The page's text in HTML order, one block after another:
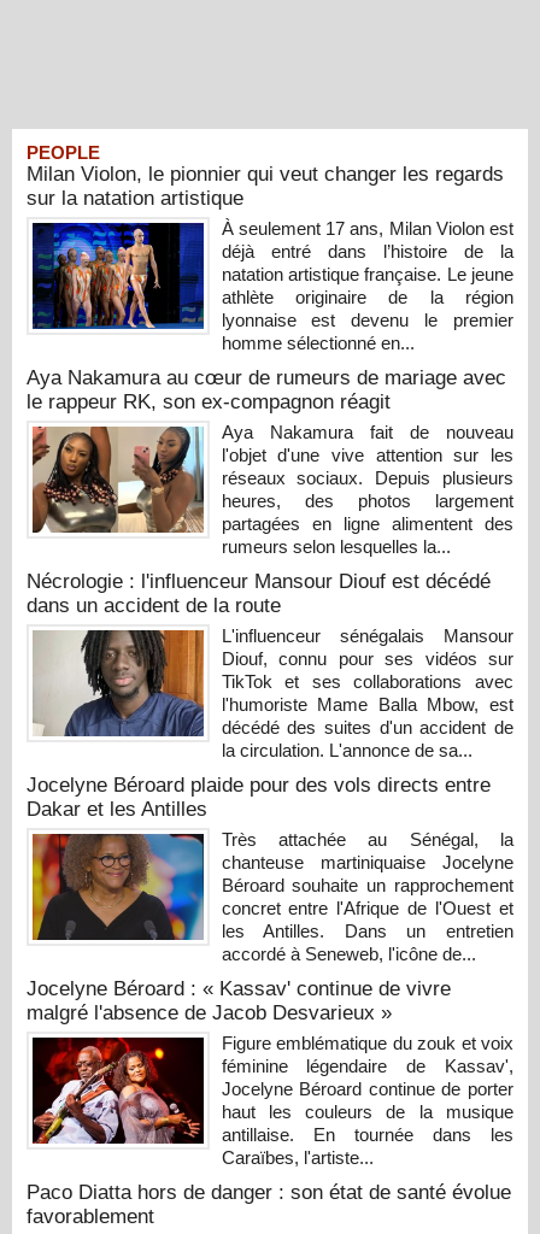
PEOPLE
Milan Violon, le pionnier qui veut changer les regards
sur la natation artistique
À seulement 17 ans, Milan Violon est
déjà entré dans l’histoire de la
natation artistique française. Le jeune
athlète originaire de la région
lyonnaise est devenu le premier
homme sélectionné en...
Aya Nakamura au cœur de rumeurs de mariage avec
le rappeur RK, son ex-compagnon réagit
Aya Nakamura fait de nouveau
l'objet d'une vive attention sur les
réseaux sociaux. Depuis plusieurs
heures, des photos largement
partagées en ligne alimentent des
rumeurs selon lesquelles la...
Nécrologie : l'influenceur Mansour Diouf est décédé
dans un accident de la route
L'influenceur sénégalais Mansour
Diouf, connu pour ses vidéos sur
TikTok et ses collaborations avec
l'humoriste Mame Balla Mbow, est
décédé des suites d'un accident de
la circulation. L'annonce de sa...
Jocelyne Béroard plaide pour des vols directs entre
Dakar et les Antilles
Très attachée au Sénégal, la
chanteuse martiniquaise Jocelyne
Béroard souhaite un rapprochement
concret entre l'Afrique de l'Ouest et
les Antilles. Dans un entretien
accordé à Seneweb, l'icône de...
Jocelyne Béroard : « Kassav' continue de vivre
malgré l'absence de Jacob Desvarieux »
Figure emblématique du zouk et voix
féminine légendaire de Kassav',
Jocelyne Béroard continue de porter
haut les couleurs de la musique
antillaise. En tournée dans les
Caraïbes, l'artiste...
Paco Diatta hors de danger : son état de santé évolue
favorablement